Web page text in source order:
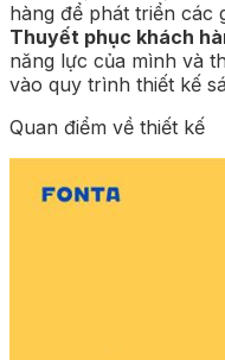
hàng để phát triển các
Thuyết phục khách
năng lực của mình và
vào quy trình thiết kế
Quan điểm về thiết kế